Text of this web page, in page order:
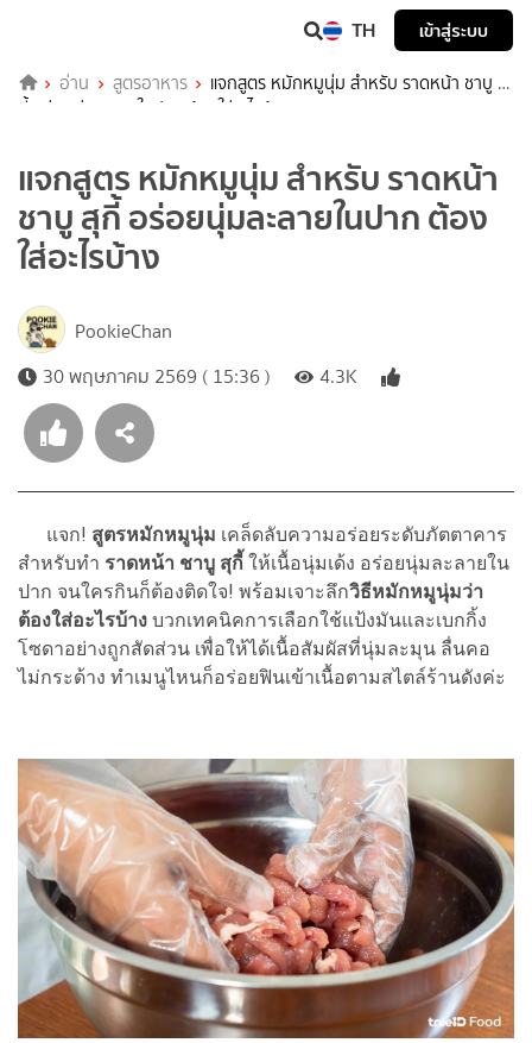
TH เข้าสู่ระบบ
อ่าน สูตรอาหาร
แจกสูตร หมักหมูนุ่ม สำหรับ ราดหน้า ชาบู สุ
กี้ อร่อยนุ่มละลายในปาก ต้องใส่อะไรบ้าง
แจกสูตร หมักหมูนุ่ม สำหรับ ราดหน้า
ชาบู สุกี้ อร่อยนุ่มละลายในปาก ต้อง
ใส่อะไรบ้าง
PookieChan
30 พฤษภาคม 2569 ( 15:36 )
4.3K
แจก! สูตรหมักหมูนุ่ม เคล็ดลับความอร่อยระดับภัตตาคาร
สำหรับทำ ราดหน้า ชาบู สุกี้ ให้เนื้อนุ่มเด้ง อร่อยนุ่มละลายใน
ปาก จนใครกินก็ต้องติดใจ! พร้อมเจาะลึกวิธีหมักหมูนุ่มว่า
ต้องใส่อะไรบ้าง บวกเทคนิคการเลือกใช้แป้งมันและเบกกิ้ง
โซดาอย่างถูกสัดส่วน เพื่อให้ได้เนื้อสัมผัสที่นุ่มละมุน ลื่นคอ
ไม่กระด้าง ทำเมนูไหนก็อร่อยฟินเข้าเนื้อตามสไตล์ร้านดังค่ะ